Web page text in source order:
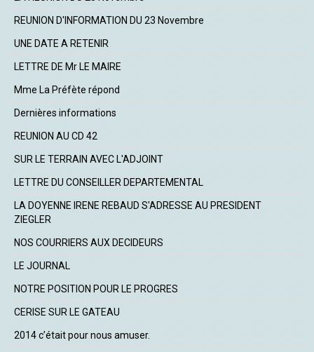
REUNION D'INFORMATION DU 23 Novembre
UNE DATE A RETENIR
LETTRE DE Mr LE MAIRE
Mme La Préfète répond
Dernières informations
REUNION AU CD 42
SUR LE TERRAIN AVEC L'ADJOINT
LETTRE DU CONSEILLER DEPARTEMENTAL
LA DOYENNE IRENE REBAUD S'ADRESSE AU PRESIDENT
ZIEGLER
NOS COURRIERS AUX DECIDEURS
LE JOURNAL
NOTRE POSITION POUR LE PROGRES
CERISE SUR LE GATEAU
2014 c’était pour nous amuser.